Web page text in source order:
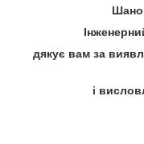
дякує вам за
і